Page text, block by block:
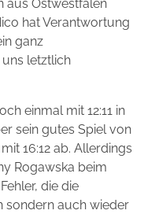
aus Ostwestfalen
hat Verantwortung
ganz
letztlich
einmal mit 12:11 in
sein gutes Spiel von
16:12 ab. Allerdings
Rogawska beim
die die
sondern auch wieder